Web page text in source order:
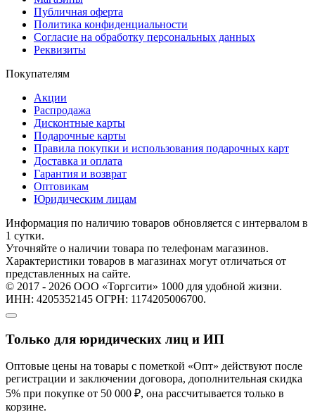
Публичная оферта
Политика конфиденциальности
Согласие на обработку персональных данных
Реквизиты
Покупателям
Акции
Распродажа
Дисконтные карты
Подарочные карты
Правила покупки и использования подарочных карт
Доставка и оплата
Гарантия и возврат
Оптовикам
Юридическим лицам
Информация по наличию товаров обновляется с интервалом в
1 сутки.
Уточняйте о наличии товара по телефонам магазинов.
Характеристики товаров в магазинах могут отличаться от
представленных на сайте.
© 2017 - 2026 ООО «Торгсити» 1000 для удобной жизни.
ИНН: 4205352145 ОГРН: 1174205006700.
Только для юридических лиц и ИП
Оптовые цены на товары с пометкой «Опт» действуют после
регистрации и заключении договора, дополнительная скидка
5% при покупке от 50 000 ₽, она рассчитывается только в
корзине.